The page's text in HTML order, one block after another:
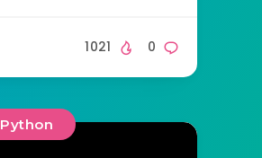
0
1021
Python